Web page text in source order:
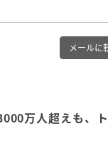
メールに
万人超えも